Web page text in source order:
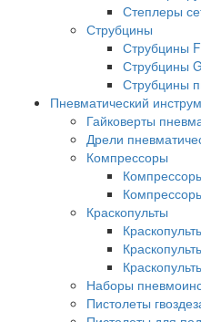
Степлеры
Струбцины
Струбцины
Струбцины
Струбцины
Пневматический
Гайковерты
Дрели
Компрессоры
Краскопульты
Наборы
Пистолеты